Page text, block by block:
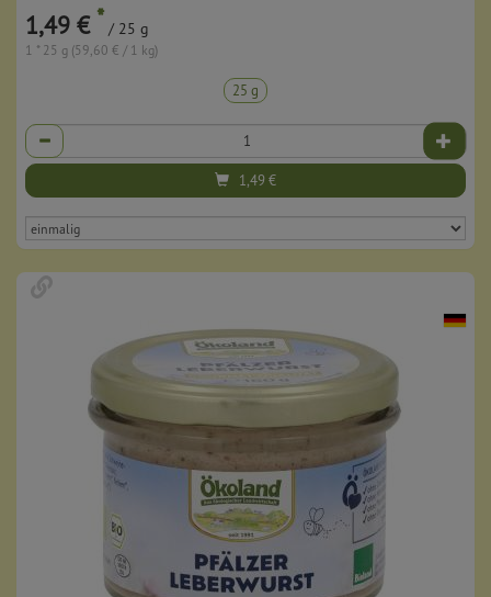
1,49 € * / 25 g
1 * 25 g (59,60 € / 1 kg)
25 g
Anzahl
1,49€